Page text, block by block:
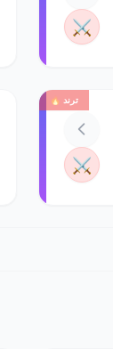
⚔️
ترند 🔥
⚔️